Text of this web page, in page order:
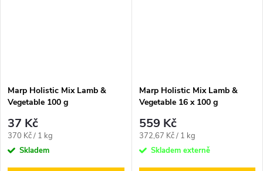
Marp Holistic Mix Lamb &
Vegetable 100 g
37 Kč
Měrná
cena:
370 Kč / 1 kg
Skladem
Marp Holistic Mix Lamb &
Vegetable 16 x 100 g
559 Kč
Měrná
cena:
372,67 Kč / 1 kg
Skladem externě